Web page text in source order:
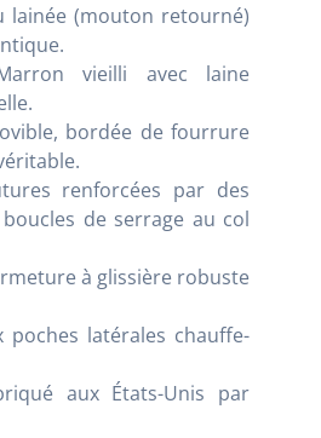
lainée (mouton retourné)
vieilli avec laine
bordée de fourrure
renforcées par des
de serrage au col
à glissière robuste
poches latérales chauffe-
aux États-Unis par